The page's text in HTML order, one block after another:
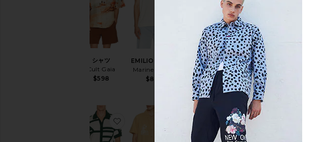
シャツ
Cult Gaia
$598
EMILIO シャツ
Marine Layer
$88
シャツ
Faherty
$168
ZEFI シャツ
OAS
$170
お気に入りポロシャツお気に入りSOL シャツお気に入りシャツ